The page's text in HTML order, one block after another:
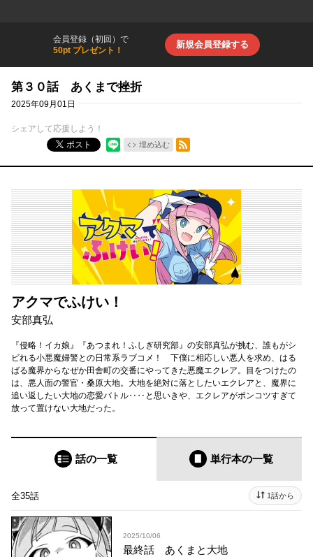
会員登録（初回）で
50pt プレゼント！
新規会員登録する
第３０話 あくまで挫折
2025年09月01日
シェアして応援しよう！
ポスト
埋め込む
RSSフィード
アクマでふけい！
安部真弘
『侵略！イカ娘』『あつまれ！ふしぎ研究部』の安部真弘が挑む、誰もがシ
ビれる小悪魔婦警との日常系ラブコメ！ 下僕に相応しい悪人を求め、はる
ばる魔界からなぜか田舎町の交番にやってきた悪魔エクレア。目をつけたの
は、悪人面の警官・桑原大地。大地を絶対に落としたいエクレアと、魔界に
追い返したい大地の恋愛バトル‥‥と思いきや、エクレアがポンコツすぎて
放って置けない大地だった。
話の一覧 単行本の一覧
全35話 1話から
2025/10/06
最終話 あくまと大地